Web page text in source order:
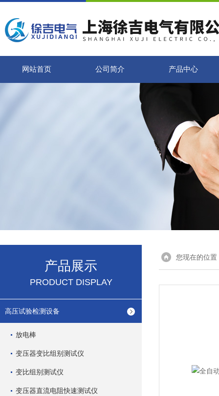
网站首页 公司简介 产品中心
产品展示
PRODUCT DISPLAY
高压试验检测设备
放电棒
变压器变比组别测试仪
变比组别测试仪
变压器直流电阻快速测试仪
您现在的位置